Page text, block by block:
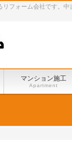
フォーム会社です。
マンション施工
Apartment